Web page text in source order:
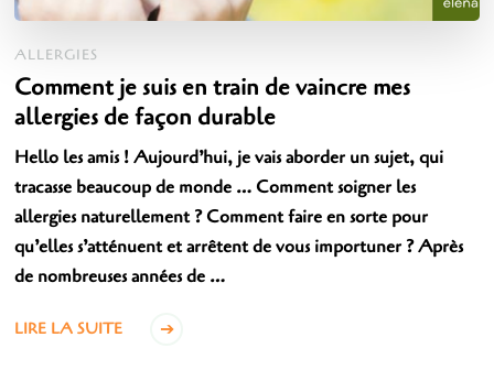
ALLERGIES
Comment je suis en train de vaincre mes
allergies de façon durable
Hello les amis ! Aujourd’hui, je vais aborder un sujet, qui
tracasse beaucoup de monde … Comment soigner les
allergies naturellement ? Comment faire en sorte pour
qu’elles s’atténuent et arrêtent de vous importuner ? Après
de nombreuses années de …
LIRE LA SUITE